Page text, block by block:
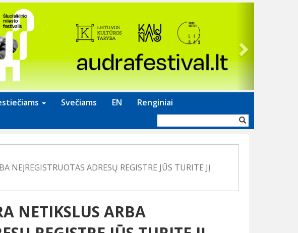
Svečiams EN Renginiai
forma
NEĮREGISTRUOTAS ADRESŲ REGISTRE JŪS TURITE JĮ
NETIKSLUS ARBA